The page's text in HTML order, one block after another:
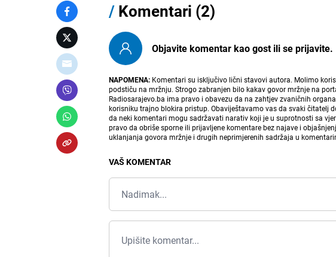
/ Komentari (2)
Objavite komentar kao gost ili se prijavite.
NAPOMENA: Komentari su isključivo lični stavovi autora. Molimo
podstiču na mržnju. Strogo zabranjen bilo kakav govor mržnje na
Radiosarajevo.ba ima pravo i obavezu da na zahtjev zvaničnih
korisniku trajno blokira pristup. Obaviještavamo vas da svaki
da neki komentari mogu sadržavati narativ koji je u suprotnosti sa
pravo da obriše sporne ili prijavljene komentare bez najave i
uklanjanja govora mržnje i drugih neprimjerenih sadržaja u
VAŠ KOMENTAR